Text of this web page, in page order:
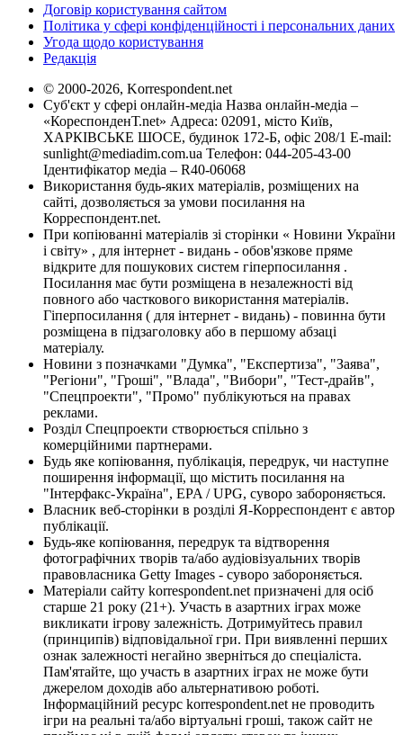
Договір користування сайтом
Політика у сфері конфіденційності і персональних даних
Угода щодо користування
Редакція
© 2000-2026, Korrespondent.net
Суб'єкт у сфері онлайн-медіа Назва онлайн-медіа –
«КореспонденТ.net» Адреса: 02091, місто Київ,
ХАРКІВСЬКЕ ШОСЕ, будинок 172-Б, офіс 208/1 E-mail:
sunlight@mediadim.com.ua Телефон: 044-205-43-00
Ідентифікатор медіа – R40-06068
Використання будь-яких матеріалів, розміщених на
сайті, дозволяється за умови посилання на
Корреспондент.net.
При копіюванні матеріалів зі сторінки « Новини України
і світу» , для інтернет - видань - обов'язкове пряме
відкрите для пошукових систем гіперпосилання .
Посилання має бути розміщена в незалежності від
повного або часткового використання матеріалів.
Гіперпосилання ( для інтернет - видань) - повинна бути
розміщена в підзаголовку або в першому абзаці
матеріалу.
Новини з позначками "Думка", "Експертиза", "Заява",
"Регіони", "Гроші", "Влада", "Вибори", "Тест-драйв",
"Спецпроекти", "Промо" публікуються на правах
реклами.
Розділ Спецпроекти створюється спільно з
комерційними партнерами.
Будь яке копіювання, публікація, передрук, чи наступне
поширення інформації, що містить посилання на
"Інтерфакс-Україна", EPA / UPG, суворо забороняється.
Власник веб-сторінки в розділі Я-Корреспондент є автор
публікації.
Будь-яке копіювання, передрук та відтворення
фотографічних творів та/або аудіовізуальних творів
правовласника Getty Images - суворо забороняється.
Матеріали сайту korrespondent.net призначені для осіб
старше 21 року (21+). Участь в азартних іграх може
викликати ігрову залежність. Дотримуйтесь правил
(принципів) відповідальної гри. При виявленні перших
ознак залежності негайно зверніться до спеціаліста.
Пам'ятайте, що участь в азартних іграх не може бути
джерелом доходів або альтернативою роботі.
Інформаційний ресурс korrespondent.net не проводить
ігри на реальні та/або віртуальні гроші, також сайт не